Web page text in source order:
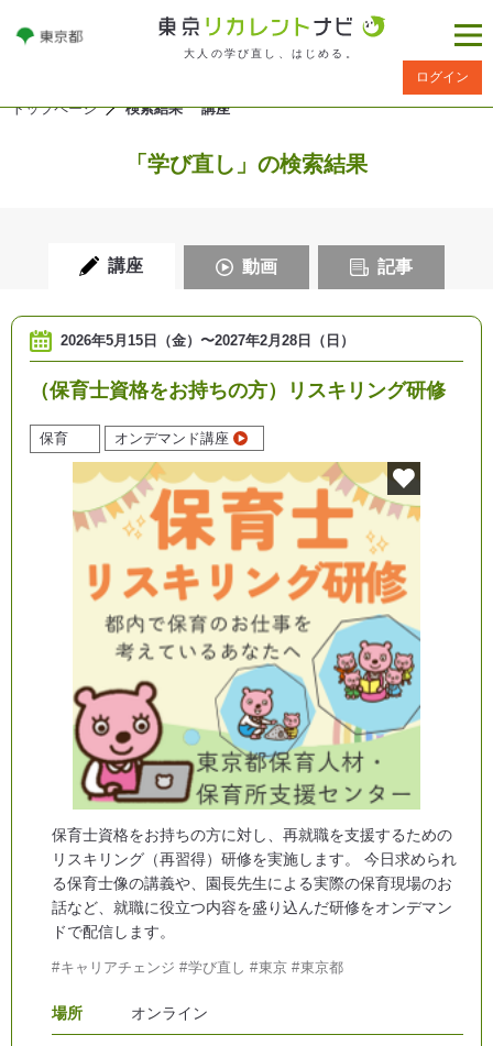
大人の学び直し、はじめる。
ログイン
トップページ 検索結果 講座
「学び直し」の検索結果
講座 動画 記事
2026年5月15日（金） 〜2027年2月28日（日）
（保育士資格をお持ちの方）リスキリング研修
保育 オンデマンド講座
保育士資格をお持ちの方に対し、再就職を支援するための
リスキリング（再習得）研修を実施します。 今日求められ
る保育士像の講義や、園長先生による実際の保育現場のお
話など、就職に役立つ内容を盛り込んだ研修をオンデマン
ドで配信します。
キャリアチェンジ 学び直し 東京 東京都
場所 オンライン